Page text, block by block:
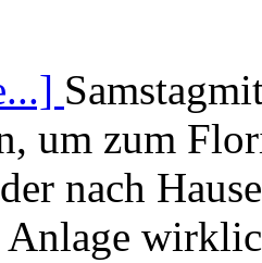
um zum
nach